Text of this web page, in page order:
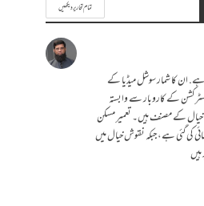
تمام تحاریر دیکھیں
ان کا شمار سوشل میڈیا کے
کے کاروبار سے وابستہ
کے مصنف ہیں۔ تعمیر مسکن
کی گئی ہے، جبکہ نقوش خیال میں